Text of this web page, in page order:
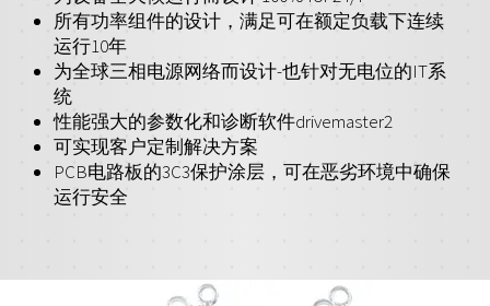
所有功率组件的设计，满足可在额定负载下连续
运行10年
为全球三相电源网络而设计-也针对无电位的IT系
统
性能强大的参数化和诊断软件drivemaster2
可实现客户定制解决方案
PCB电路板的3C3保护涂层，可在恶劣环境中确保
运行安全